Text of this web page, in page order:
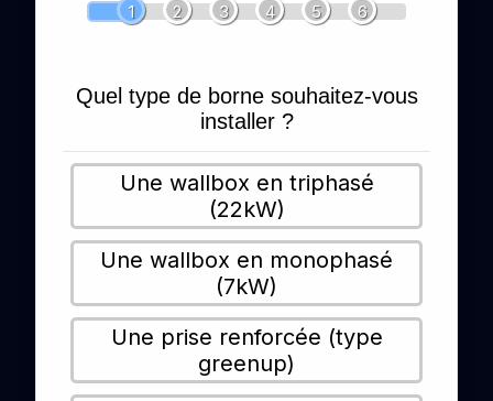
1 2 3 4 5 6
Quel type de borne souhaitez-vous
installer ?
Une wallbox en triphasé
(22kW)
Une wallbox en monophasé
(7kW)
Une prise renforcée (type
greenup)